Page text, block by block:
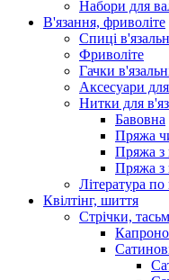
Набори для
В'язання, фриволіте
Спиці
Фриволіте
Гачки
Аксесуари
Нитки для
Бавовна
Пряжа
Пряжа з
Пряжа з
Література
Квілтінг, шиття
Стрічки,